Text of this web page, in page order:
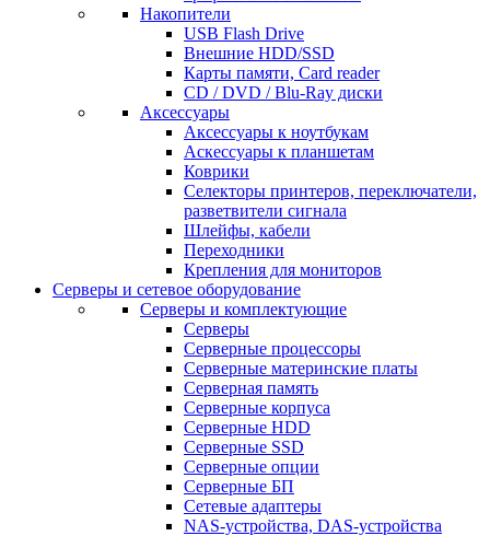
Накопители
USB Flash Drive
Внешние HDD/SSD
Карты памяти, Card reader
CD / DVD / Blu-Ray диски
Аксессуары
Аксессуары к ноутбукам
Аскессуары к планшетам
Коврики
Селекторы принтеров, переключатели,
разветвители сигнала
Шлейфы, кабели
Переходники
Крепления для мониторов
Серверы и сетевое оборудование
Серверы и комплектующие
Серверы
Серверные процессоры
Серверные материнские платы
Серверная память
Серверные корпуса
Серверные HDD
Серверные SSD
Серверные опции
Серверные БП
Сетевые адаптеры
NAS-устройства, DAS-устройства